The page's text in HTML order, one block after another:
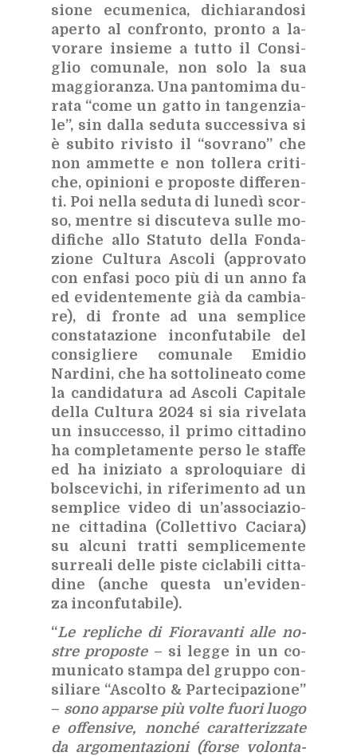
sio­ne ecu­me­ni­ca, di­chia­ran­do­si
aper­to al con­fron­to, pron­to a la­
vo­ra­re in­sie­me a tut­to il Con­si­
glio co­mu­na­le, non solo la sua
mag­gio­ran­za. Una pan­to­mi­ma du­
ra­ta “come un gat­to in tan­gen­zia­
le”, sin dal­la se­du­ta suc­ces­si­va si
è su­bi­to ri­vi­sto il “so­vra­no” che
non am­met­te e non tol­le­ra cri­ti­
che, opi­nio­ni e pro­po­ste dif­fe­ren­
ti. Poi nel­la se­du­ta di lu­ne­dì scor­
so, men­tre si di­scu­te­va sul­le mo­
di­fi­che allo Sta­tu­to del­la Fon­da­
zio­ne Cul­tu­ra Asco­li (ap­pro­va­to
con en­fa­si poco più di un anno fa
ed evi­den­te­men­te già da cam­bia­
re), di fron­te ad una sem­pli­ce
con­sta­ta­zio­ne in­con­fu­ta­bi­le del
con­si­glie­re co­mu­na­le Emi­dio
Nar­di­ni, che ha sot­to­li­nea­to come
la can­di­da­tu­ra ad Asco­li Ca­pi­ta­le
del­la Cul­tu­ra 2024 si sia ri­ve­la­ta
un in­suc­ces­so, il pri­mo cit­ta­di­no
ha com­ple­ta­men­te per­so le staf­fe
ed ha ini­zia­to a spro­lo­quia­re di
bol­sce­vi­chi, in ri­fe­ri­men­to ad un
sem­pli­ce vi­deo di un’as­so­cia­zio­
ne cit­ta­di­na (Col­let­ti­vo Ca­cia­ra)
su al­cu­ni trat­ti sem­pli­ce­men­te
sur­rea­li del­le pi­ste ci­cla­bi­li cit­ta­
di­ne (an­che que­sta un’e­vi­den­
za in­con­fu­ta­bi­le).
“Le re­pli­che di Fio­ra­van­ti alle no­
stre pro­po­ste– si leg­ge in un co­
mu­ni­ca­to stam­pa del grup­po con­
si­lia­re “Ascol­to & Par­te­ci­pa­zio­ne”
– sono ap­par­se più vol­te fuo­ri luo­go
e of­fen­si­ve, non­ché ca­rat­te­riz­za­te
da ar­go­men­ta­zio­ni (for­se vo­lon­ta­